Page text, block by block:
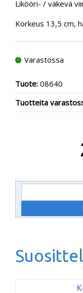
Likööri- / väkevä
Korkeus 13,5 cm,
Varastossa
Tuote: 08640
Tuotteita